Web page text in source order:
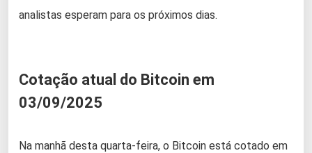
analistas esperam para os próximos dias.
Cotação atual do Bitcoin em
03/09/2025
Na manhã desta quarta-feira, o Bitcoin está cotado em